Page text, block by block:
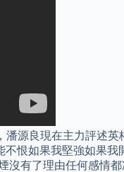
源良現在主力評述
恨如果我堅強如果
有了理由任何感情